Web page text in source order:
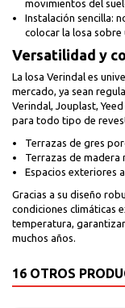
movimientos del
Instalación sencilla:
colocar la losa sobre
Versatilidad y
La losa Verindal es
mercado, ya sean
Verindal, Jouplast,
para todo tipo de
Terrazas de gres
Terrazas de madera
Espacios exteriores
Gracias a su diseño
condiciones climáticas
temperatura,
muchos años.
16 OTROS